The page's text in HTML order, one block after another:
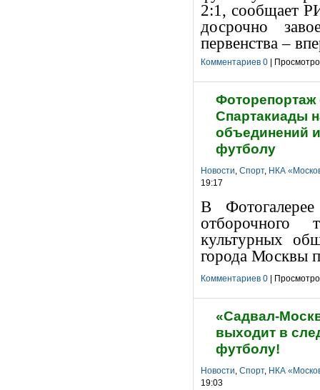
2:1, сообщает
досрочно
первенства –
Комментариев 0 |
Фоторепортаж
Спартакиады
объединений
футболу
Новости, Спорт, НКА
19:17
В
отборочного
культурных
города Москвы
Комментариев 0 |
«Садвал-
выходит в
футболу!
Новости, Спорт, НКА
19:03